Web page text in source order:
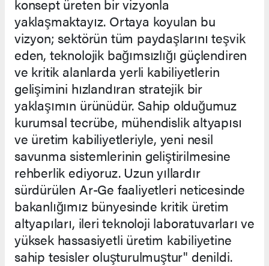
yaklaşmaktayız. Ortaya koyulan bu
vizyon; sektörün tüm paydaşlarını teşvik
eden, teknolojik bağımsızlığı güçlendiren
ve kritik alanlarda yerli kabiliyetlerin
gelişimini hızlandıran stratejik bir
yaklaşımın ürünüdür. Sahip olduğumuz
kurumsal tecrübe, mühendislik altyapısı
ve üretim kabiliyetleriyle, yeni nesil
savunma sistemlerinin geliştirilmesine
rehberlik ediyoruz. Uzun yıllardır
sürdürülen Ar-Ge faaliyetleri neticesinde
bakanlığımız bünyesinde kritik üretim
altyapıları, ileri teknoloji laboratuvarları ve
yüksek hassasiyetli üretim kabiliyetine
sahip tesisler oluşturulmuştur" denildi.